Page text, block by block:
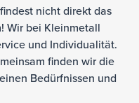
nicht direkt das
Wir bei Kleinmetall
und Individualität.
finden wir die
Bedürfnissen und